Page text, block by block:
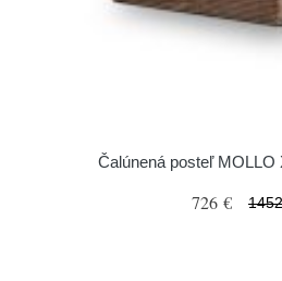
Čalúnená posteľ MOLLO
726 €